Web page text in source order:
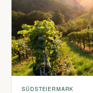
SÜDSTEIERMARK